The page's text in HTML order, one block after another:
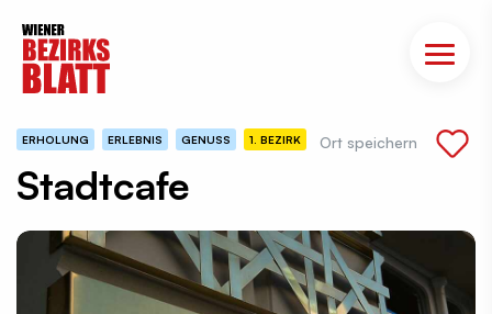
Ort speichern
ERHOLUNG ERLEBNIS GENUSS 1. BEZIRK
Stadtcafe